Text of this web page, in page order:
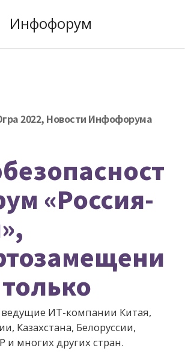
Инфофорум
2022, Новости Инфофорума
«Россия-
ведущие ИТ-компании Китая,
Казахстана, Белоруссии,
и многих других стран.